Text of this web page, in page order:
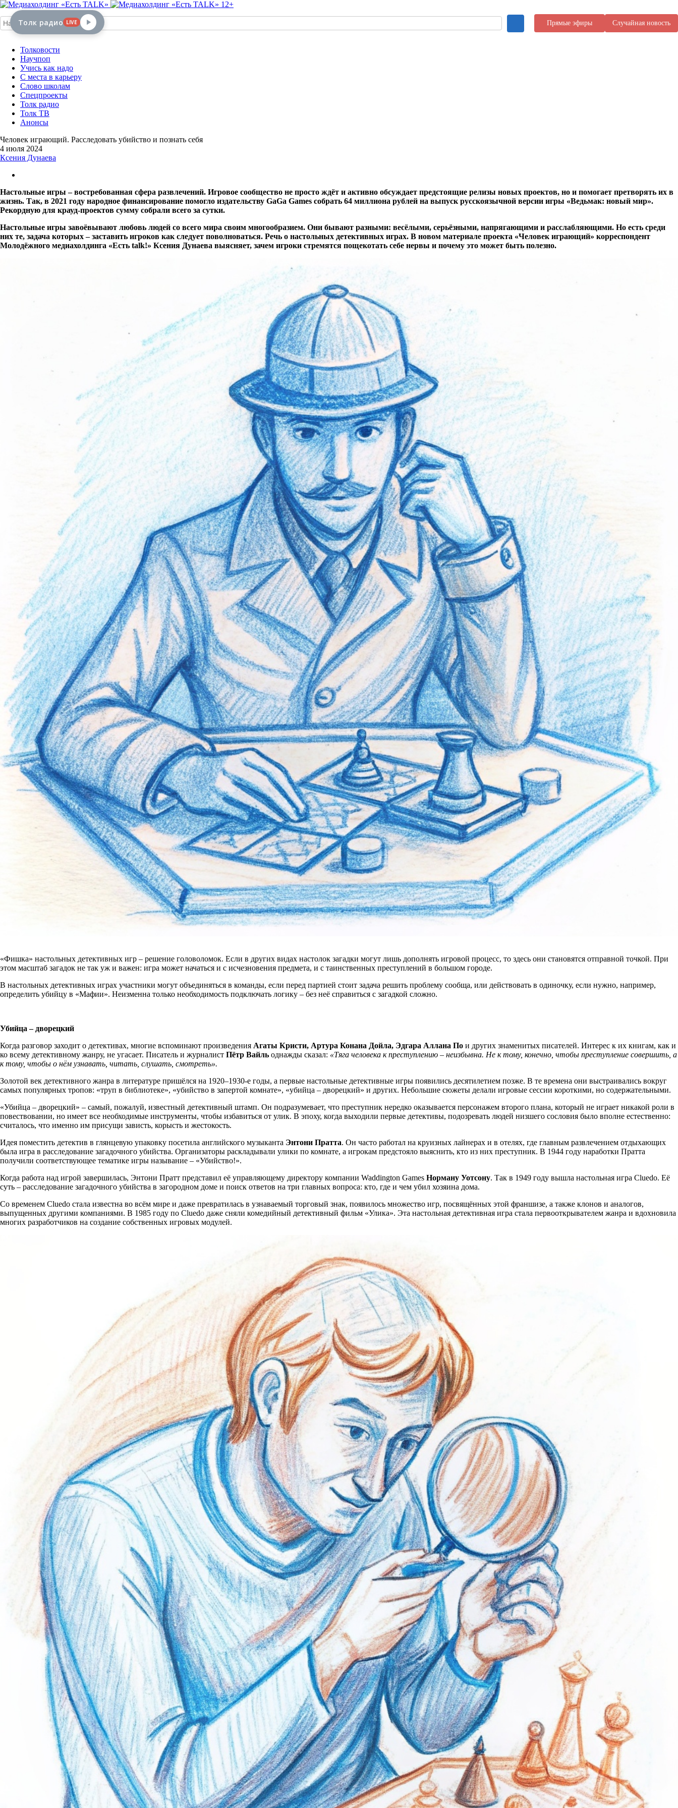
12+
Прямые эфиры Случайная новость
Толковости
Научпоп
Учись как надо
С места в карьеру
Слово школам
Спецпроекты
Толк радио
Толк ТВ
Анонсы
Человек играющий. Расследовать убийство и познать себя
4 июля 2024
Ксения Дунаева
Настольные игры – востребованная сфера развлечений. Игровое сообщество не просто ждёт и активно обсуждает предстоящие релизы новых проектов, но и помогает претворять их в
жизнь. Так, в 2021 году народное финансирование помогло издательству GaGa Games собрать 64 миллиона рублей на выпуск русскоязычной версии игры «Ведьмак: новый мир».
Рекордную для крауд-проектов сумму собрали всего за сутки.
Настольные игры завоёвывают любовь людей со всего мира своим многообразием. Они бывают разными: весёлыми, серьёзными, напрягающими и расслабляющими. Но есть среди
них те, задача которых – заставить игроков как следует поволноваться. Речь о настольных детективных играх. В новом материале проекта «Человек играющий» корреспондент
Молодёжного медиахолдинга «Есть talk!» Ксения Дунаева выясняет, зачем игроки стремятся пощекотать себе нервы и почему это может быть полезно.
«Фишка» настольных детективных игр – решение головоломок. Если в других видах настолок загадки могут лишь дополнять игровой процесс, то здесь они становятся отправной точкой. При
этом масштаб загадок не так уж и важен: игра может начаться и с исчезновения предмета, и с таинственных преступлений в большом городе.
В настольных детективных играх участники могут объединяться в команды, если перед партией стоит задача решить проблему сообща, или действовать в одиночку, если нужно, например,
определить убийцу в «Мафии». Неизменна только необходимость подключать логику – без неё справиться с загадкой сложно.
Убийца – дворецкий
Когда разговор заходит о детективах, многие вспоминают произведения Агаты Кристи, Артура Конана Дойла, Эдгара Аллана По и других знаменитых писателей. Интерес к их книгам, как и
ко всему детективному жанру, не угасает. Писатель и журналист Пётр Вайль однажды сказал: «Тяга человека к преступлению – неизбывна. Не к тому, конечно, чтобы преступление совершить, а
к тому, чтобы о нём узнавать, читать, слушать, смотреть».
Золотой век детективного жанра в литературе пришёлся на 1920–1930-е годы, а первые настольные детективные игры появились десятилетием позже. В те времена они выстраивались вокруг
самых популярных тропов: «труп в библиотеке», «убийство в запертой комнате», «убийца – дворецкий» и других. Небольшие сюжеты делали игровые сессии короткими, но содержательными.
«Убийца – дворецкий» – самый, пожалуй, известный детективный штамп. Он подразумевает, что преступник нередко оказывается персонажем второго плана, который не играет никакой роли в
повествовании, но имеет все необходимые инструменты, чтобы избавиться от улик. В эпоху, когда выходили первые детективы, подозревать людей низшего сословия было вполне естественно:
считалось, что именно им присущи зависть, корысть и жестокость.
Идея поместить детектив в глянцевую упаковку посетила английского музыканта Энтони Пратта. Он часто работал на круизных лайнерах и в отелях, где главным развлечением отдыхающих
была игра в расследование загадочного убийства. Организаторы раскладывали улики по комнате, а игрокам предстояло выяснить, кто из них преступник. В 1944 году наработки Пратта
получили соответствующее тематике игры называние – «Убийство!».
Когда работа над игрой завершилась, Энтони Пратт представил её управляющему директору компании Waddington Games Норману Уотсону. Так в 1949 году вышла настольная игра Cluedo. Её
суть – расследование загадочного убийства в загородном доме и поиск ответов на три главных вопроса: кто, где и чем убил хозяина дома.
Со временем Cluedo стала известна во всём мире и даже превратилась в узнаваемый торговый знак, появилось множество игр, посвящённых этой франшизе, а также клонов и аналогов,
выпущенных другими компаниями. В 1985 году по Cluedo даже сняли комедийный детективный фильм «Улика». Эта настольная детективная игра стала первооткрывателем жанра и вдохновила
многих разработчиков на создание собственных игровых модулей.
Толк радио LIVE